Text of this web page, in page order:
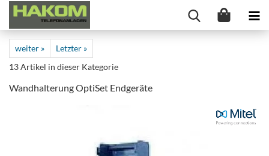
weiter »
Letzter »
13Artikel in dieser Kategorie
Wandhalterung OptiSet Endgeräte